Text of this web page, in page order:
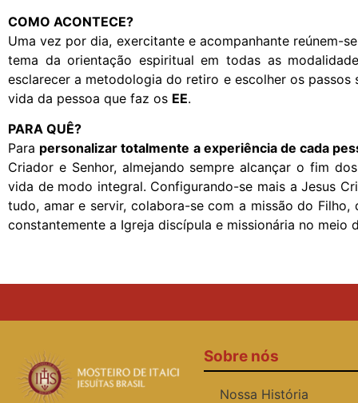
COMO ACONTECE?
Uma vez por dia, exercitante e acompanhante reúnem-
tema da orientação espiritual em todas as
esclarecer a metodologia do retiro e escolher os
vida da pessoa que faz os EE.
PARA QUÊ?
Para personalizar totalmente a experiência de cada
Criador e Senhor, almejando sempre alcançar o fim
vida de modo integral. Configurando-se mais a Jesus
tudo, amar e servir, colabora-se com a missão do
constantemente a Igreja discípula e missionária no meio
Sobre nós
Nossa História